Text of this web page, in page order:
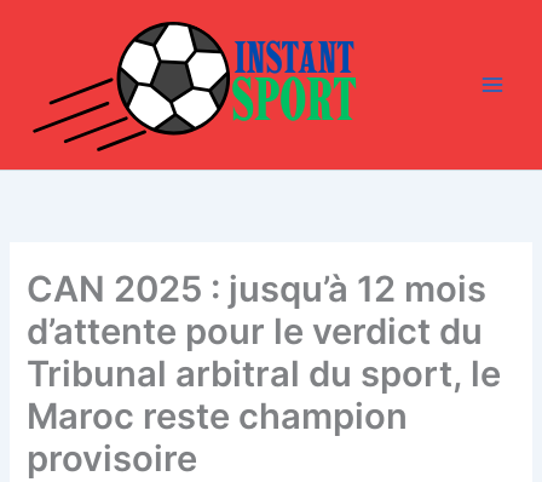
CAN 2025 : jusqu’à 12 mois
d’attente pour le verdict du
Tribunal arbitral du sport, le
Maroc reste champion
provisoire